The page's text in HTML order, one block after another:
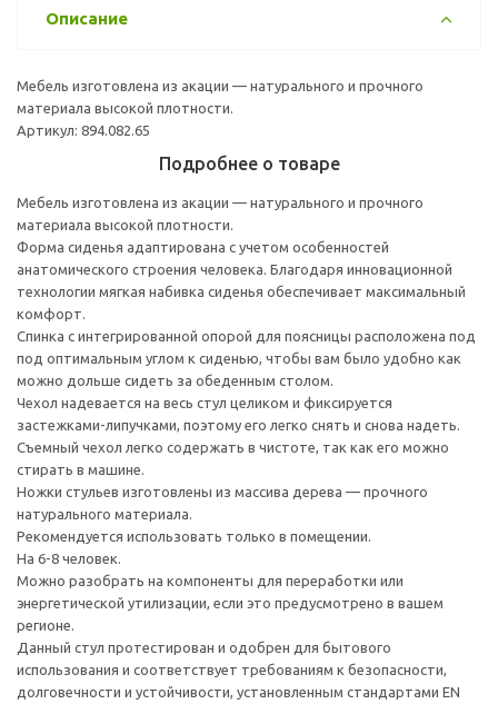
Описание
Мебель изготовлена из акации — натурального и прочного
материала высокой плотности.
Артикул: 894.082.65
Подробнее о товаре
Мебель изготовлена из акации — натурального и прочного
материала высокой плотности.
Форма сиденья адаптирована с учетом особенностей
анатомического строения человека. Благодаря инновационной
технологии мягкая набивка сиденья обеспечивает максимальный
комфорт.
Спинка с интегрированной опорой для поясницы расположена под
под оптимальным углом к сиденью, чтобы вам было удобно как
можно дольше сидеть за обеденным столом.
Чехол надевается на весь стул целиком и фиксируется
застежками-липучками, поэтому его легко снять и снова надеть.
Съемный чехол легко содержать в чистоте, так как его можно
стирать в машине.
Ножки стульев изготовлены из массива дерева — прочного
натурального материала.
Рекомендуется использовать только в помещении.
На 6-8 человек.
Можно разобрать на компоненты для переработки или
энергетической утилизации, если это предусмотрено в вашем
регионе.
Данный стул протестирован и одобрен для бытового
использования и соответствует требованиям к безопасности,
долговечности и устойчивости, установленным стандартами EN